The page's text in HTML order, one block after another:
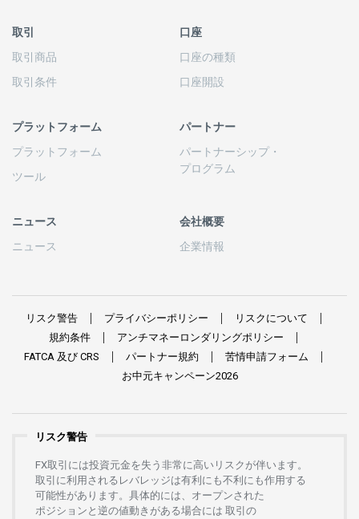
取引
取引商品
取引条件
口座
口座の種類
口座開設
プラットフォーム
プラットフォーム
ツール
パートナー
パートナーシップ・
プログラム
ニュース
ニュース
会社概要
企業情報
リスク警告 プライバシーポリシー
リスクについて
規約条件
アンチマネーロンダリングポリシー
FATCA 及び CRS パートナー規約 苦情申請フォーム
お中元キャンペーン2026
リスク警告
FX取引には投資元金を失う 非常に高い リスクが伴います。
取引に利用さ れる レバレッジは有利にも不利にも作用する
可能性があります。 具体的には、 オープンさ れた
ポジションと 逆の値動きがある場合には 取引の